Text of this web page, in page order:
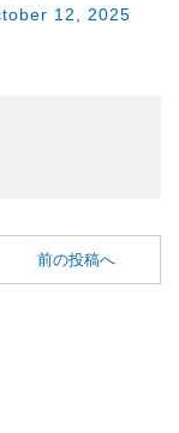
12, 2025
前の投稿へ